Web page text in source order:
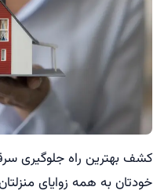
کشف بهترین راه جلوگیری
خودتان به همه زوایای